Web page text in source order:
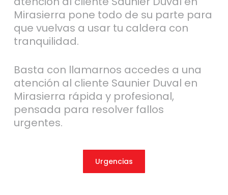
Mirasierra pone todo de su parte para
que vuelvas a usar tu caldera con
tranquilidad.
Basta con llamarnos accedes a una
atención al cliente Saunier Duval en
Mirasierra rápida y profesional,
pensada para resolver fallos
urgentes.
Urgencias